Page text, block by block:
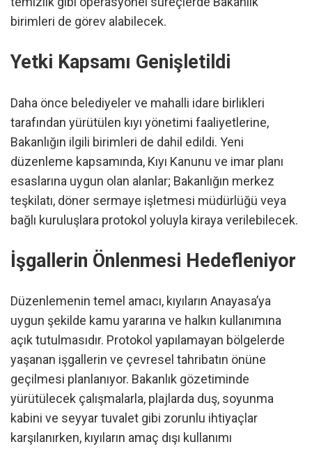
birimleri de görev alabilecek.
Yetki Kapsamı Genişletildi
Daha önce belediyeler ve mahalli idare birlikleri
tarafından yürütülen kıyı yönetimi faaliyetlerine,
Bakanlığın ilgili birimleri de dahil edildi. Yeni
düzenleme kapsamında, Kıyı Kanunu ve imar planı
esaslarına uygun olan alanlar; Bakanlığın merkez
teşkilatı, döner sermaye işletmesi müdürlüğü veya
bağlı kuruluşlara protokol yoluyla kiraya verilebilecek.
İşgallerin Önlenmesi Hedefleniyor
Düzenlemenin temel amacı, kıyıların Anayasa’ya
uygun şekilde kamu yararına ve halkın kullanımına
açık tutulmasıdır. Protokol yapılamayan bölgelerde
yaşanan işgallerin ve çevresel tahribatın önüne
geçilmesi planlanıyor. Bakanlık gözetiminde
yürütülecek çalışmalarla, plajlarda duş, soyunma
kabini ve seyyar tuvalet gibi zorunlu ihtiyaçlar
karşılanırken, kıyıların amaç dışı kullanımı